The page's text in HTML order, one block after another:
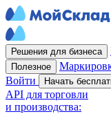
Решения для бизнеса
Полезное
Войти
Начать
API для торговли
и производства: